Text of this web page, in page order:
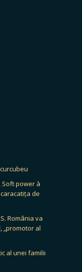
power à
de
România va
„promotor al
al unei familii